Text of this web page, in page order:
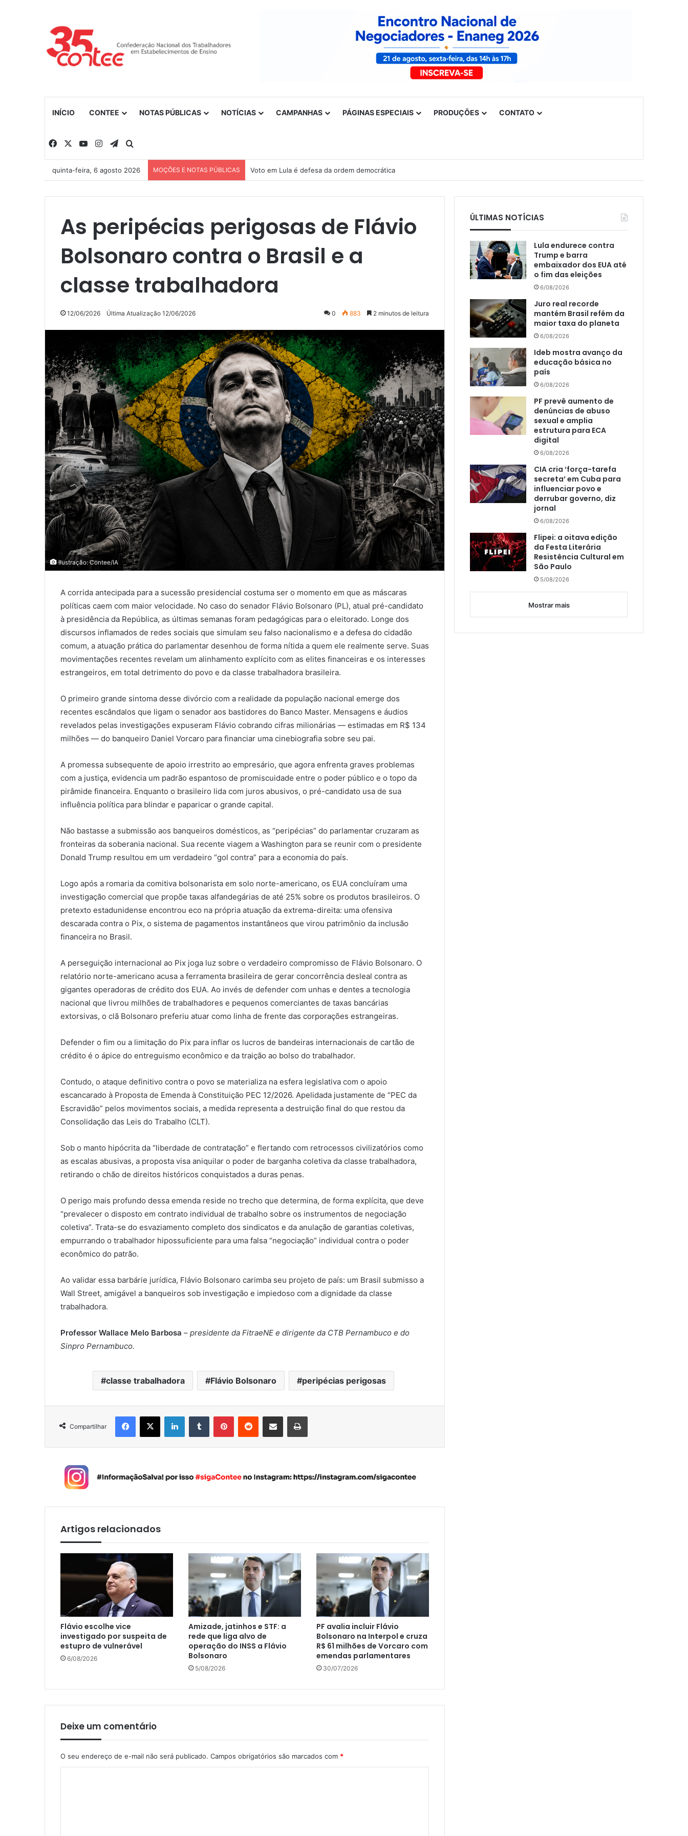
INÍCIO CONTEE NOTAS PÚBLICAS NOTÍCIAS CAMPANHAS PÁGINAS ESPECIAIS PRODUÇÕES CONTATO
Facebook YouTubeInstagramTelegram
quinta-feira, 6 agosto 2026 MOÇÕES E NOTAS PÚBLICAS Voto em Lula é defesa da ordem democrática
As peripécias perigosas de Flávio
Bolsonaro contra o Brasil e a
classe trabalhadora
12/06/2026 Última Atualização 12/06/2026 0 883 2 minutos de leitura
Ilustração: Contee/IA
A corrida antecipada para a sucessão presidencial costuma ser o momento em que as máscaras
políticas caem com maior velocidade. No caso do senador Flávio Bolsonaro (PL), atual pré-candidato
à presidência da República, as últimas semanas foram pedagógicas para o eleitorado. Longe dos
discursos inflamados de redes sociais que simulam seu falso nacionalismo e a defesa do cidadão
comum, a atuação prática do parlamentar desenhou de forma nítida a quem ele realmente serve. Suas
movimentações recentes revelam um alinhamento explícito com as elites financeiras e os interesses
estrangeiros, em total detrimento do povo e da classe trabalhadora brasileira.
O primeiro grande sintoma desse divórcio com a realidade da população nacional emerge dos
recentes escândalos que ligam o senador aos bastidores do Banco Master. Mensagens e áudios
revelados pelas investigações expuseram Flávio cobrando cifras milionárias — estimadas em R$ 134
milhões — do banqueiro Daniel Vorcaro para financiar uma cinebiografia sobre seu pai.
A promessa subsequente de apoio irrestrito ao empresário, que agora enfrenta graves problemas
com a justiça, evidencia um padrão espantoso de promiscuidade entre o poder público e o topo da
pirâmide financeira. Enquanto o brasileiro lida com juros abusivos, o pré-candidato usa de sua
influência política para blindar e paparicar o grande capital.
Não bastasse a submissão aos banqueiros domésticos, as “peripécias” do parlamentar cruzaram as
fronteiras da soberania nacional. Sua recente viagem a Washington para se reunir com o presidente
Donald Trump resultou em um verdadeiro “gol contra” para a economia do país.
Logo após a romaria da comitiva bolsonarista em solo norte-americano, os EUA concluíram uma
investigação comercial que propõe taxas alfandegárias de até 25% sobre os produtos brasileiros. O
pretexto estadunidense encontrou eco na própria atuação da extrema-direita: uma ofensiva
descarada contra o Pix, o sistema de pagamentos instantâneos que virou patrimônio da inclusão
financeira no Brasil.
A perseguição internacional ao Pix joga luz sobre o verdadeiro compromisso de Flávio Bolsonaro. O
relatório norte-americano acusa a ferramenta brasileira de gerar concorrência desleal contra as
gigantes operadoras de crédito dos EUA. Ao invés de defender com unhas e dentes a tecnologia
nacional que livrou milhões de trabalhadores e pequenos comerciantes de taxas bancárias
extorsivas, o clã Bolsonaro preferiu atuar como linha de frente das corporações estrangeiras.
Defender o fim ou a limitação do Pix para inflar os lucros de bandeiras internacionais de cartão de
crédito é o ápice do entreguismo econômico e da traição ao bolso do trabalhador.
Contudo, o ataque definitivo contra o povo se materializa na esfera legislativa com o apoio
escancarado à Proposta de Emenda à Constituição PEC 12/2026. Apelidada justamente de “PEC da
Escravidão” pelos movimentos sociais, a medida representa a destruição final do que restou da
Consolidação das Leis do Trabalho (CLT).
Sob o manto hipócrita da “liberdade de contratação” e flertando com retrocessos civilizatórios como
as escalas abusivas, a proposta visa aniquilar o poder de barganha coletiva da classe trabalhadora,
retirando o chão de direitos históricos conquistados a duras penas.
O perigo mais profundo dessa emenda reside no trecho que determina, de forma explícita, que deve
“prevalecer o disposto em contrato individual de trabalho sobre os instrumentos de negociação
coletiva”. Trata-se do esvaziamento completo dos sindicatos e da anulação de garantias coletivas,
empurrando o trabalhador hipossuficiente para uma falsa “negociação” individual contra o poder
econômico do patrão.
Ao validar essa barbárie jurídica, Flávio Bolsonaro carimba seu projeto de país: um Brasil submisso a
Wall Street, amigável a banqueiros sob investigação e impiedoso com a dignidade da classe
trabalhadora.
Professor Wallace Melo Barbosa – presidente da FitraeNE e dirigente da CTB Pernambuco e do
Sinpro Pernambuco.
classe trabalhadora Flávio Bolsonaro peripécias perigosas
Compartilhar
Artigos relacionados
Flávio escolhe vice
investigado por suspeita de
estupro de vulnerável
6/08/2026
Amizade, jatinhos e STF: a
rede que liga alvo de
operação do INSS a Flávio
Bolsonaro
5/08/2026
PF avalia incluir Flávio
Bolsonaro na Interpol e cruza
R$ 61 milhões de Vorcaro com
emendas parlamentares
30/07/2026
Deixe um comentário
O seu endereço de e-mail não será publicado. Campos obrigatórios são marcados com *
ÚLTIMAS NOTÍCIAS
Lula endurece contra
Trump e barra
embaixador dos EUA até
o fim das eleições
6/08/2026
Juro real recorde
mantém Brasil refém da
maior taxa do planeta
6/08/2026
Ideb mostra avanço da
educação básica no
país
6/08/2026
PF prevê aumento de
denúncias de abuso
sexual e amplia
estrutura para ECA
digital
6/08/2026
CIA cria ‘força-tarefa
secreta’ em Cuba para
influenciar povo e
derrubar governo, diz
jornal
6/08/2026
Flipei: a oitava edição
da Festa Literária
Resistência Cultural em
São Paulo
5/08/2026
Mostrar mais